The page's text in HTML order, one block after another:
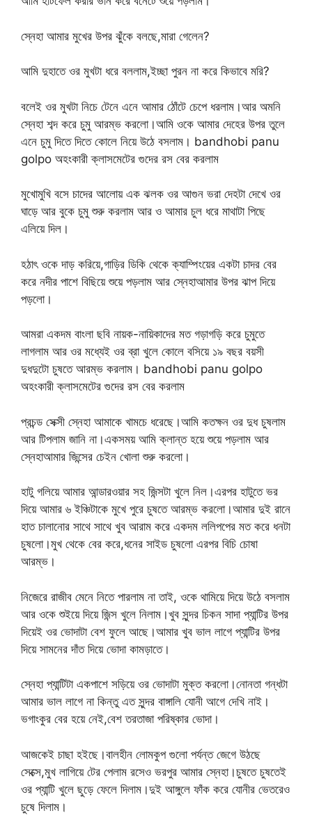
স্নেহা আমার মুখের উপর ঝুঁকে বলছে,মারা গেলেন?
আমি দুহাতে ওর মুখটা ধরে বললাম,ইচ্ছা পুরন না করে কিভাবে মরি?
বলেই ওর মুখটা নিচে টেনে এনে আমার ঠোঁটে চেপে ধরলাম।আর অমনি
স্নেহা শব্দ করে চুমু আরম্ভ করলো।আমি ওকে আমার দেহের উপর তুলে
এনে চুমু দিতে দিতে কোলে নিয়ে উঠে বসলাম। bandhobi panu
golpo অহংকারী ক্লাসমেটের গুদের রস বের করলাম
মুখোমুখি বসে চাদের আলোয় এক ঝলক ওর আগুন ভরা দেহটা দেখে ওর
ঘাড়ে আর বুকে চুমু শুরু করলাম আর ও আমার চুল ধরে মাথাটা পিছে
এলিয়ে দিল।
হঠাৎ ওকে দাড় করিয়ে,গাড়ির ডিকি থেকে ক্যাম্পিংয়ের একটা চাদর বের
করে নদীর পাশে বিছিয়ে শুয়ে পড়লাম আর স্নেহাআমার উপর ঝাপ দিয়ে
পড়লো।
আমরা একদম বাংলা ছবি নায়ক-নায়িকাদের মত গড়াগড়ি করে চুমুতে
লাগলাম আর ওর মধ্যেই ওর ব্রা খুলে কোলে বসিয়ে ১৯ বছর বয়সী
দুধদুটো চুষতে আরম্ভ করলাম। bandhobi panu golpo
অহংকারী ক্লাসমেটের গুদের রস বের করলাম
প্রচন্ড সেক্সী স্নেহা আমাকে খামচে ধরেছে।আমি কতক্ষন ওর দুধ চুষলাম
আর টিপলাম জানি না।একসময় আমি ক্লান্ত হয়ে শুয়ে পড়লাম আর
স্নেহাআমার জিন্সের চেইন খোলা শুরু করলো।
হাটু গলিয়ে আমার আন্ডারওয়ার সহ জিন্সটা খুলে নিল।এরপর হাটুতে ভর
দিয়ে আমার ৬ ইঞ্চিটাকে মুখে পুরে চুষতে আরম্ভ করলো।আমার দুই রানে
হাত চালানোর সাথে সাথে খুব আরাম করে একদম ললিপপের মত করে ধনটা
চুষলো।মুখ থেকে বের করে,ধনের সাইড চুষলো এরপর বিচি চোষা
আরম্ভ।
নিজেরে রাজীব মেনে নিতে পারলাম না তাই, ওকে থামিয়ে দিয়ে উঠে বসলাম
আর ওকে শুইয়ে দিয়ে জিন্স খুলে নিলাম।খুব সুন্দর চিকন সাদা প্যান্টির উপর
দিয়েই ওর ভোদাটা বেশ ফুলে আছে।আমার খুব ভাল লাগে প্যান্টির উপর
দিয়ে সামনের দাঁত দিয়ে ভোদা কামড়াতে।
স্নেহা প্যান্টিটা একপাশে সড়িয়ে ওর ভোদাটা মুক্ত করলো।নোনতা গন্ধটা
আমার ভাল লাগে না কিন্তু এত সুন্দর বাঙ্গালি যোনী আগে দেখি নাই।
ভগাংকুর বের হয়ে নেই,বেশ তরতাজা পরিষ্কার ভোদা।
আজকেই চাছা হইছে।বালহীন লোমকুপ গুলো পর্যন্ত জেগে উঠছে
সেক্সে,মুখ লাগিয়ে টের পেলাম রসেও ভরপুর আমার স্নেহা।চুষতে চুষতেই
ওর প্যান্টি খুলে ছুড়ে ফেলে দিলাম।দুই আঙ্গুলে ফাঁক করে যোনীর ভেতরেও
চুষে দিলাম।